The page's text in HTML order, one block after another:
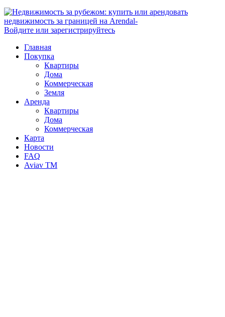
Войдите или зарегистрируйтесь
Главная
Покупка
Квартиры
Дома
Коммерческая
Земля
Аренда
Квартиры
Дома
Коммерческая
Карта
Новости
FAQ
Aviav TM